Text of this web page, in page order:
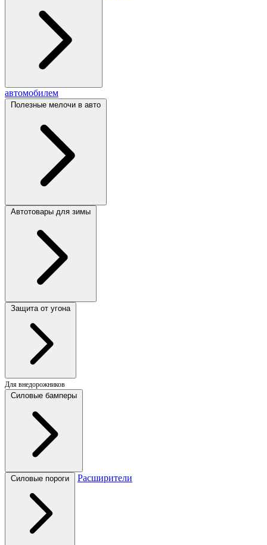
автомобилем
Полезные мелочи в авто
Автотовары для зимы
Защита от угона
Для внедорожников
Силовые бамперы
Силовые пороги Расширители